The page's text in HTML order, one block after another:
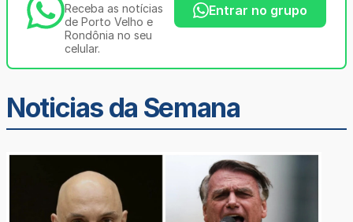
Receba as notícias
de Porto Velho e
Rondônia no seu
celular.
Entrar no grupo
Noticias da Semana